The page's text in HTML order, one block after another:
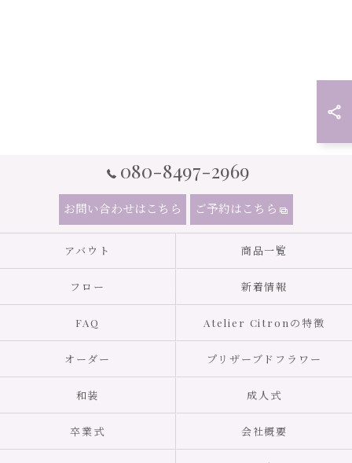
080-8497-2969
お問い合わせはこちら ご予約はこちら
アバウト 商品一覧
フロー 新着情報
FAQ Atelier Citronの特徴
オーダー プリザーブドフラワー
和装 成人式
卒業式 会社概要